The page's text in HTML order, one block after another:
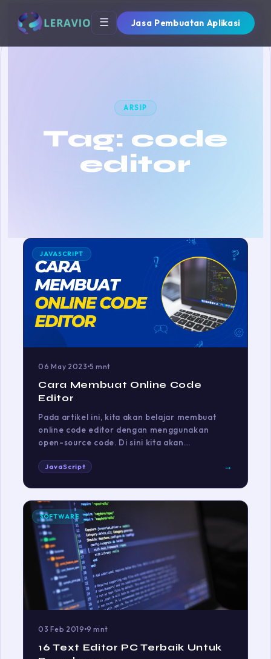
☰ Jasa Pembuatan Aplikasi
ARSIP
Tag: code
editor
JAVASCRIPT
06 May 2023 5 mnt
Cara Membuat Online Code
Editor
Pada artikel ini, kita akan belajar membuat
online code editor dengan menggunakan
open-source code. Di sini kita akan…
JavaScript →
SOFTWARE
03 Feb 2019 9 mnt
16 Text Editor PC Terbaik Untuk